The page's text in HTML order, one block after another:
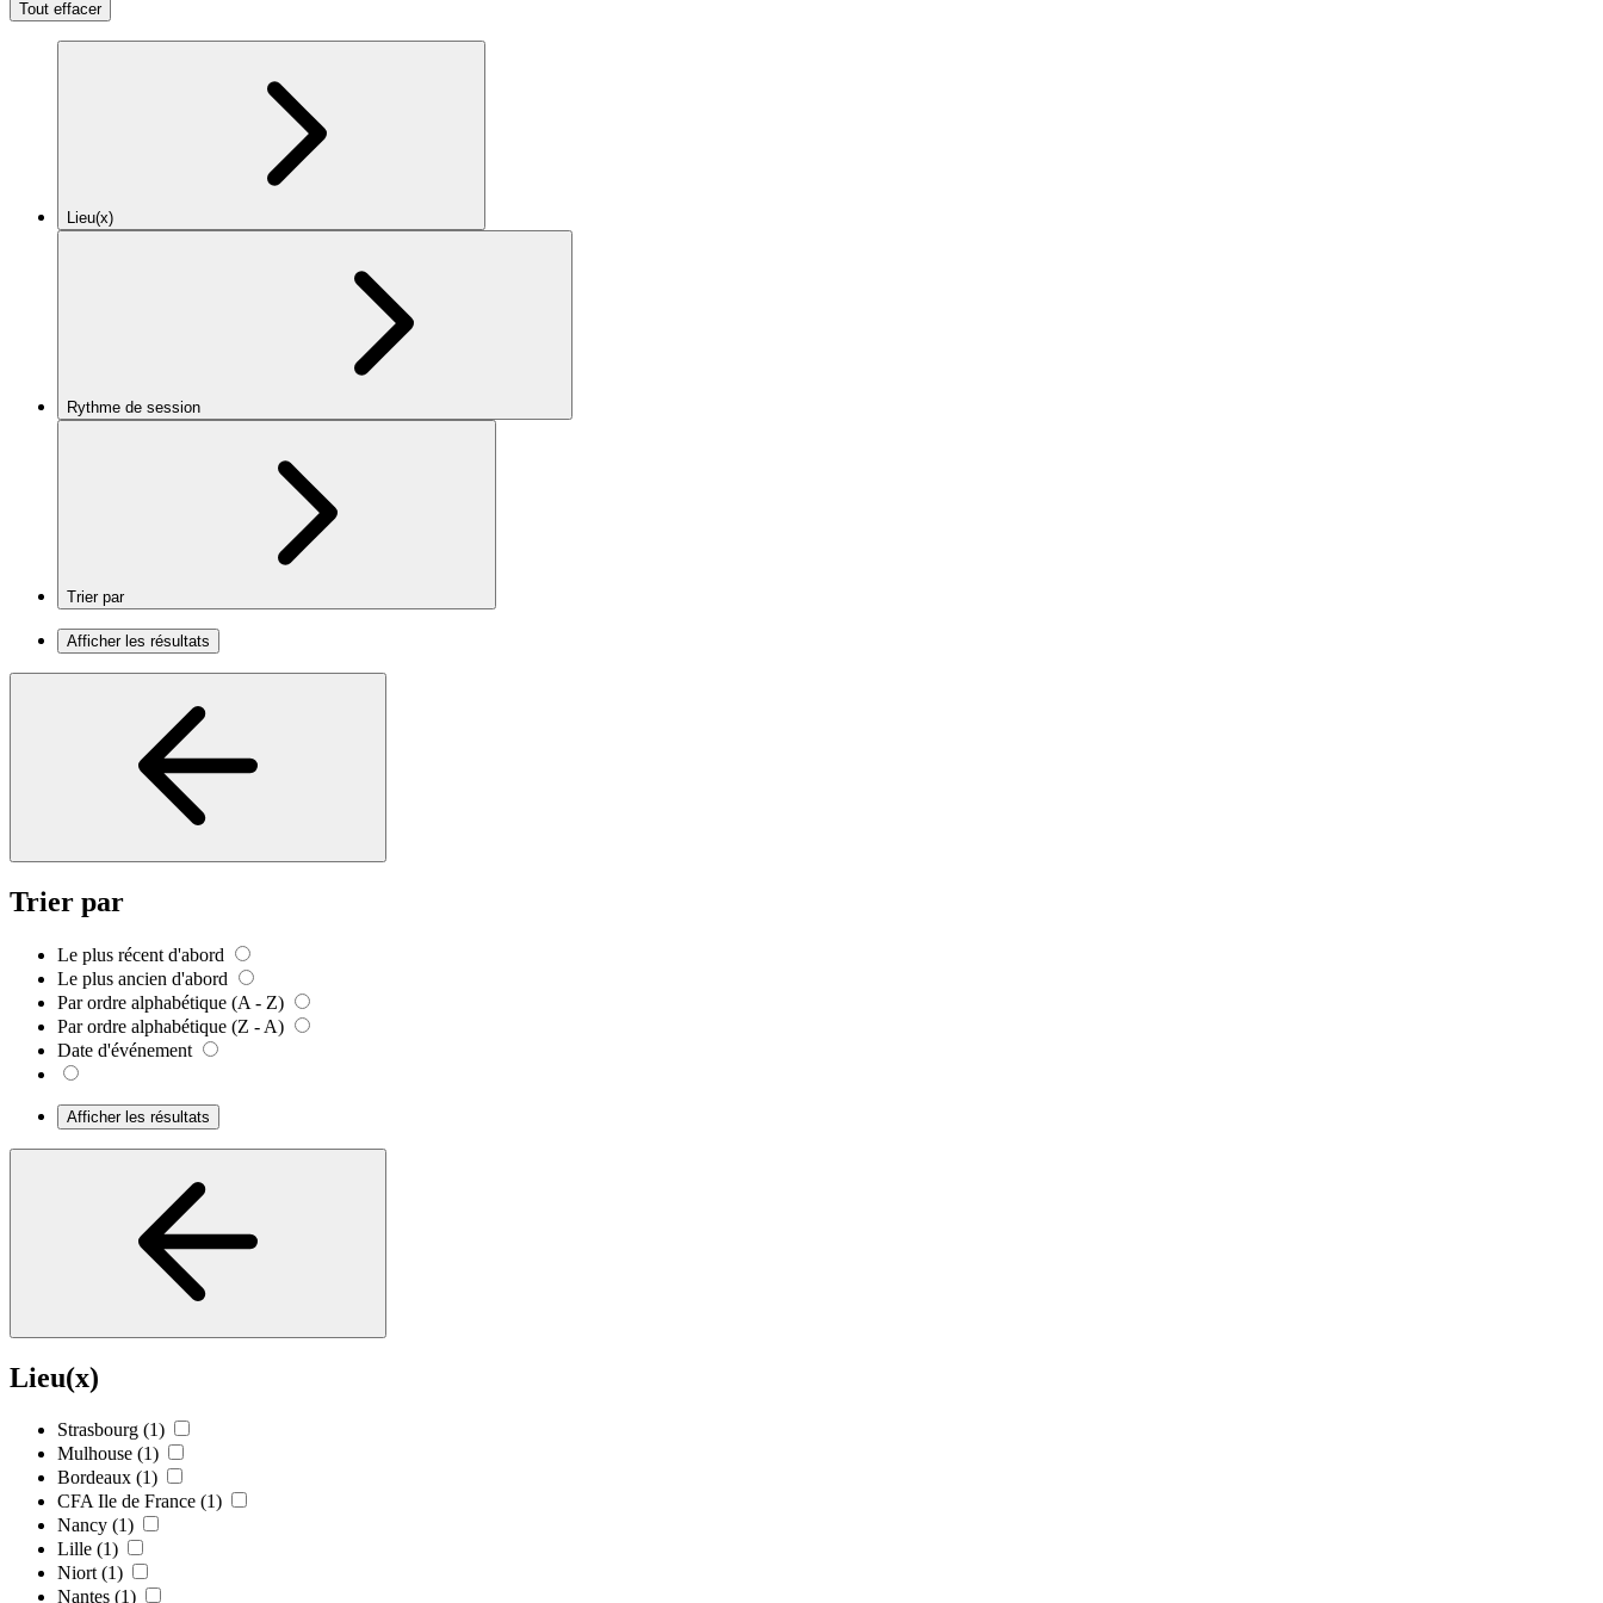
Tout effacer
Lieu(x)
Rythme de session
Trier par
Afficher les résultats
Trier par
Le plus récent d'abord
Le plus ancien d'abord
Par ordre alphabétique (A - Z)
Par ordre alphabétique (Z - A)
Date d'événement
Afficher les résultats
Lieu(x)
Strasbourg (1)
Mulhouse (1)
Bordeaux (1)
CFA Ile de France (1)
Nancy (1)
Lille (1)
Niort (1)
Nantes (1)